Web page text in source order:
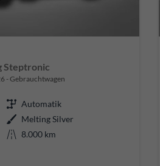
Steptronic
Gebrauchtwagen
Automatik
Melting Silver
8.000 km